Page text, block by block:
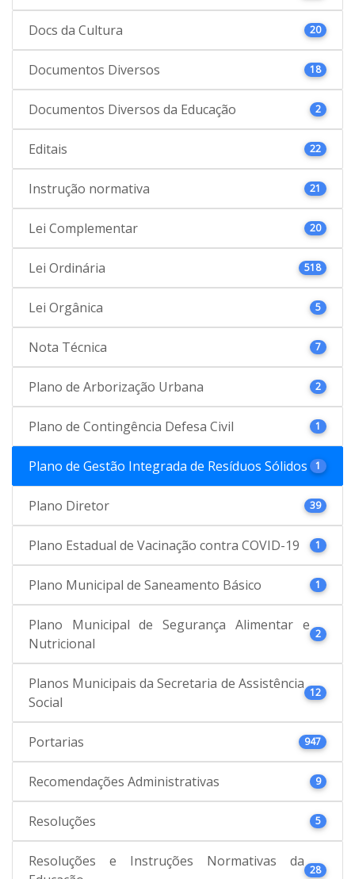
Docs da Cultura 20
Documentos Diversos 18
Documentos Diversos da Educação 2
Editais 22
Instrução normativa 21
Lei Complementar 20
Lei Ordinária 518
Lei Orgânica 5
Nota Técnica 7
Plano de Arborização Urbana 2
Plano de Contingência Defesa Civil 1
Plano de Gestão Integrada de Resíduos Sólidos 1
Plano Diretor 39
Plano Estadual de Vacinação contra COVID-19 1
Plano Municipal de Saneamento Básico 1
Plano Municipal de Segurança Alimentar e
Nutricional
2
Planos Municipais da Secretaria de Assistência
Social
12
Portarias 947
Recomendações Administrativas 9
Resoluções 5
Resoluções e Instruções Normativas da
28